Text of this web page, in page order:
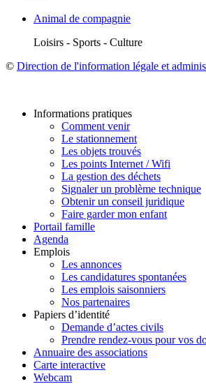
Animal de compagnie
Loisirs - Sports - Culture
© Direction de l'information légale et
Informations pratiques
Comment venir
Le stationnement
Les objets trouvés
Les points Internet / Wifi
La gestion des déchets
Signaler un problème technique
Obtenir un conseil juridique
Faire garder mon enfant
Portail famille
Agenda
Emplois
Les annonces
Les candidatures spontanées
Les emplois saisonniers
Nos partenaires
Papiers d’identité
Demande d’actes civils
Prendre rendez-vous pour vos
Annuaire des associations
Carte interactive
Webcam